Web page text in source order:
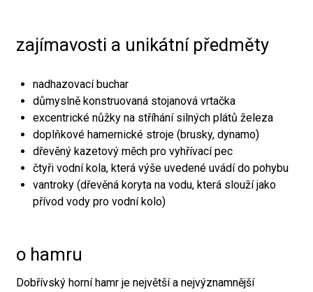
zajímavosti a unikátní předměty
nadhazovací buchar
důmyslně konstruovaná stojanová vrtačka
excentrické nůžky na stříhání silných plátů železa
doplňkové hamernické stroje (brusky, dynamo)
dřevěný kazetový měch pro vyhřívací pec
čtyři vodní kola, která výše uvedené uvádí do pohybu
vantroky (dřevěná koryta na vodu, která slouží jako
přívod vody pro vodní kolo)
o hamru
Dobřívský horní hamr je největší a nejvýznamnější